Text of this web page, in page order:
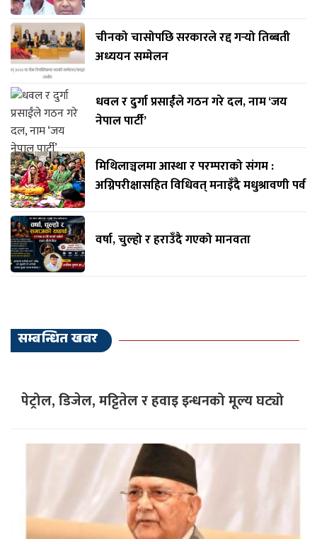
चीनको चासोपछि सरकारले रद्द गर्‍यो तिब्बती
अध्ययन सम्मेलन
धवल र दुर्गा प्रसाईंले गठन गरे दल, नाम ‘जय
नेपाल पार्टी’
मिथिलाञ्चलमा आस्था र परम्पराको संगम :
अग्निपरीक्षासहित विधिवत् मनाइँदै मधुश्रावणी पर्व
वर्षा, चुल्हो र हराउँदै गएको मानवता
सम्बन्धित खबर
पेट्रोल, डिजेल, मट्टितेल र हवाइ इन्धनको मूल्य घट्यो